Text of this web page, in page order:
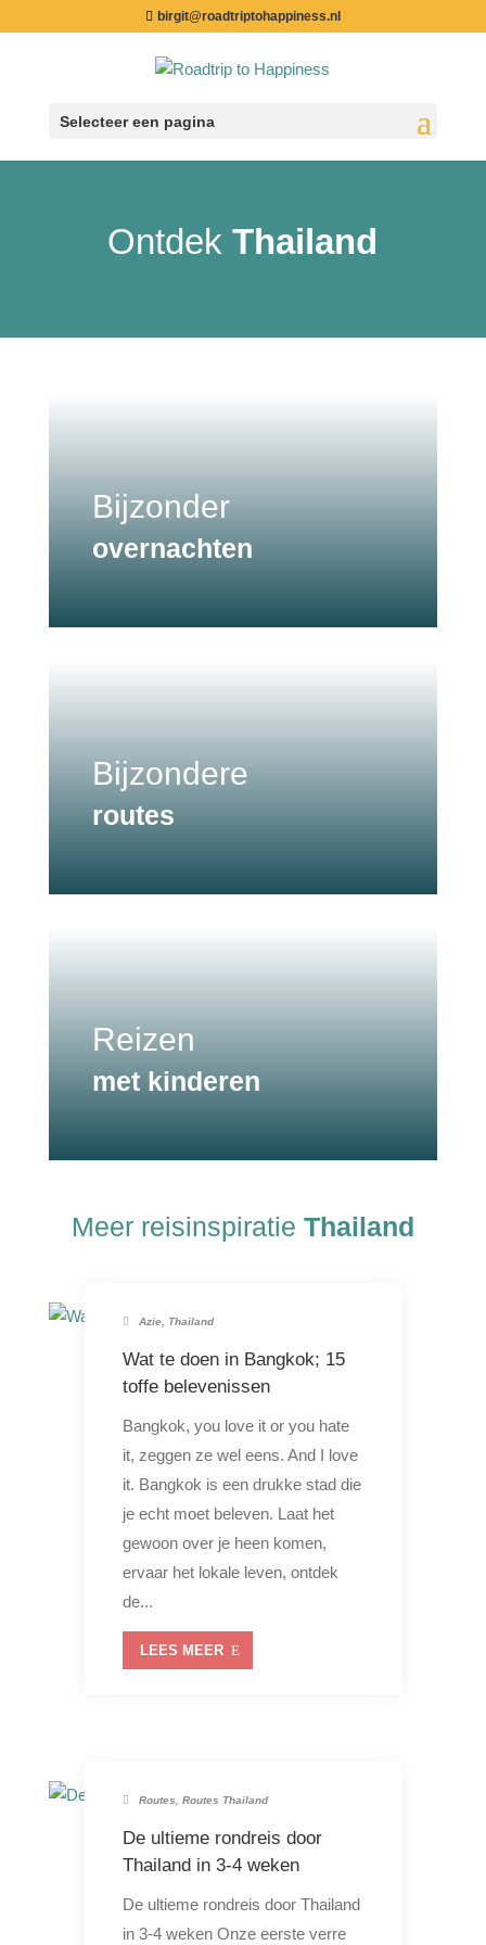
birgit@roadtriptohappiness.nl
Selecteer een pagina
OntdekThailand
Bijzonder
overnachten
Bijzondere
routes
Reizen
met kinderen
Meer reisinspiratie Thailand
Azie, Thailand
Wat te doen in Bangkok; 15
toffe belevenissen
Bangkok, you love it or you hate
it, zeggen ze wel eens. And I love
it. Bangkok is een drukke stad die
je echt moet beleven. Laat het
gewoon over je heen komen,
ervaar het lokale leven, ontdek
de...
LEES MEER
Routes Routes Thailand
De ultieme rondreis door
Thailand in 3-4 weken
De ultieme rondreis door Thailand
in 3-4 weken Onze eerste verre